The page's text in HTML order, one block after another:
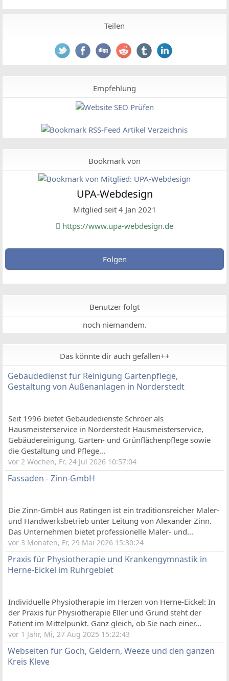
Teilen
Empfehlung
Bookmark von
UPA-Webdesign
Mitglied seit 4 Jan 2021
https://www.upa-webdesign.de
Folgen
Benutzer folgt
noch niemandem.
Das könnte dir auch gefallen++
Gebäudedienst für Reinigung Gartenpflege,
Gestaltung von Außenanlagen in Norderstedt
Seit 1996 bietet Gebäudedienste Schröer als
Hausmeisterservice in Norderstedt Hausmeisterservice,
Gebäudereinigung, Garten- und Grünflächenpflege sowie
die Gestaltung und Pflege...
vor 2 Wochen, Fr, 24 Jul 2026 10:57:04
Fassaden - Zinn-GmbH
Die Zinn-GmbH aus Ratingen ist ein traditionsreicher Maler-
und Handwerksbetrieb unter Leitung von Alexander Zinn.
Das Unternehmen bietet professionelle Maler- und...
vor 3 Monaten, Fr, 29 Mai 2026 15:30:24
Praxis für Physiotherapie und Krankengymnastik in
Herne-Eickel im Ruhrgebiet
Individuelle Physiotherapie im Herzen von Herne-Eickel: In
der Praxis für Physiotherapie Eller und Grund steht der
Patient im Mittelpunkt. Ganz gleich, ob Sie nach einer...
vor 1 Jahr, Mi, 27 Aug 2025 15:22:43
Webseiten für Goch, Geldern, Weeze und den ganzen
Kreis Kleve